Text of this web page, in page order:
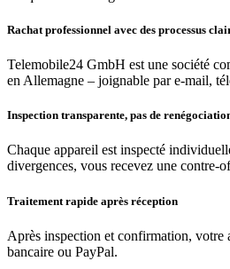
Rachat professionnel avec des processus
Telemobile24 GmbH est une société
en Allemagne – joignable par e-mail,
Inspection transparente, pas de
Chaque appareil est inspecté
divergences, vous recevez une contre-
Traitement rapide après réception
Après inspection et confirmation, votre
bancaire ou PayPal.